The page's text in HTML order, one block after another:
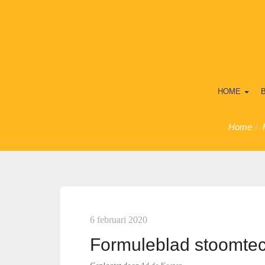
HOME
Home
6 februari 2020
Formuleblad